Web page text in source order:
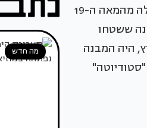
עיצוב פנים אינו מתחיל ומסתכם בעיצובם של דירות ובתים יחסית מודרניים ונראה כי גם וילה מהמאה ה-19
ששטחו
היה המבנה
מה חדש